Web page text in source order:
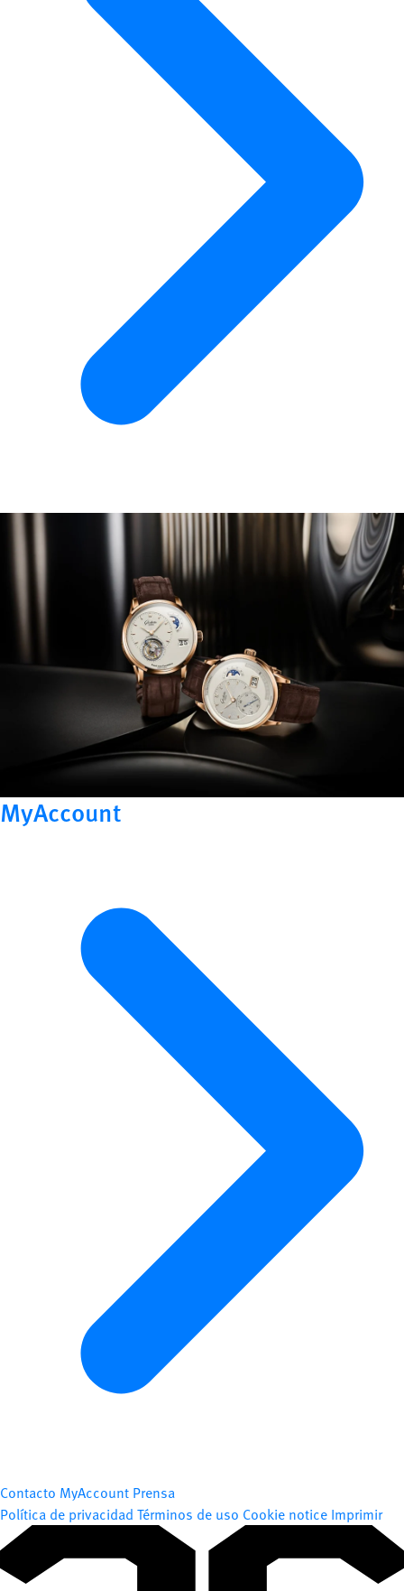
MyAccount
Contacto MyAccount Prensa
Política de privacidad Términos de uso Cookie notice Imprimir